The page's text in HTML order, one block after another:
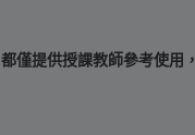
僅提供授課教師參考使用，